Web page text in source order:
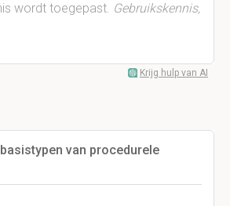
wordt toegepast. Gebruikskennis,
Krijg hulp van AI
van procedurele